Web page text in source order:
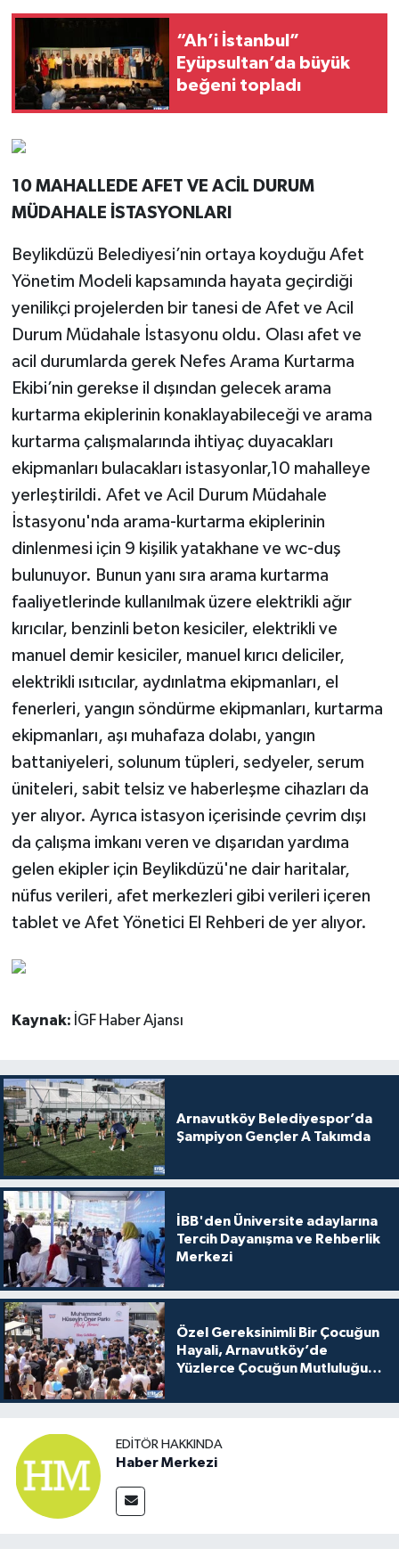
“Ah’i İstanbul”
Eyüpsultan’da büyük
beğeni topladı
10 MAHALLEDE AFET VE ACİL DURUM
MÜDAHALE İSTASYONLARI
Beylikdüzü Belediyesi’nin ortaya koyduğu Afet
Yönetim Modeli kapsamında hayata geçirdiği
yenilikçi projelerden bir tanesi de Afet ve Acil
Durum Müdahale İstasyonu oldu. Olası afet ve
acil durumlarda gerek Nefes Arama Kurtarma
Ekibi’nin gerekse il dışından gelecek arama
kurtarma ekiplerinin konaklayabileceği ve arama
kurtarma çalışmalarında ihtiyaç duyacakları
ekipmanları bulacakları istasyonlar,10 mahalleye
yerleştirildi. Afet ve Acil Durum Müdahale
İstasyonu'nda arama-kurtarma ekiplerinin
dinlenmesi için 9 kişilik yatakhane ve wc-duş
bulunuyor. Bunun yanı sıra arama kurtarma
faaliyetlerinde kullanılmak üzere elektrikli ağır
kırıcılar, benzinli beton kesiciler, elektrikli ve
manuel demir kesiciler, manuel kırıcı deliciler,
elektrikli ısıtıcılar, aydınlatma ekipmanları, el
fenerleri, yangın söndürme ekipmanları, kurtarma
ekipmanları, aşı muhafaza dolabı, yangın
battaniyeleri, solunum tüpleri, sedyeler, serum
üniteleri, sabit telsiz ve haberleşme cihazları da
yer alıyor. Ayrıca istasyon içerisinde çevrim dışı
da çalışma imkanı veren ve dışarıdan yardıma
gelen ekipler için Beylikdüzü'ne dair haritalar,
nüfus verileri, afet merkezleri gibi verileri içeren
tablet ve Afet Yönetici El Rehberi de yer alıyor.
Kaynak: İGF Haber Ajansı
Arnavutköy Belediyespor’da
Şampiyon Gençler A Takımda
İBB'den Üniversite adaylarına
Tercih Dayanışma ve Rehberlik
Merkezi
Özel Gereksinimli Bir Çocuğun
Hayali, Arnavutköy’de
Yüzlerce Çocuğun Mutluluğu
EDITÖR HAKKINDA
Haber Merkezi